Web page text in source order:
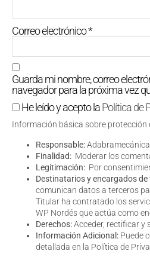
Correo electrónico*
Guarda mi nombre, correo
navegador para la próxima vez
He leído y acepto laPolítica de
Información básica sobre protección
Responsable:Adabramecánica
Finalidad: Moderar los
Legitimación: Por
Destinatarios y encargados
comunican datos a terceros
Titular ha contratado los
WP Nordés que actúa como
Derechos:Acceder, rectificar y
Información Adicional: Puede
detallada en la Política de